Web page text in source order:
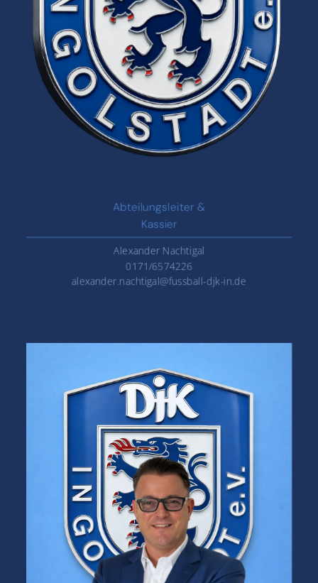
Abteilungsleiter &
Kassier
Alexander Nachtigal
0171/6574226
alexander.nachtigal@fussball-djk-in.de